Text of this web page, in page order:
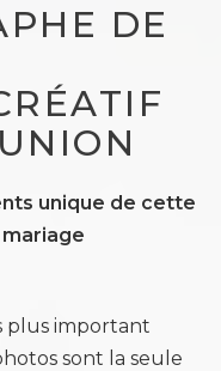
DE
unique de cette
plus important
sont la seule